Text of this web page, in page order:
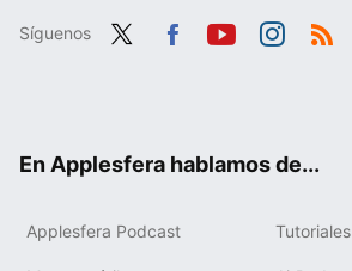
Síguenos
En Applesfera hablamos de...
Applesfera Podcast Tutoriales